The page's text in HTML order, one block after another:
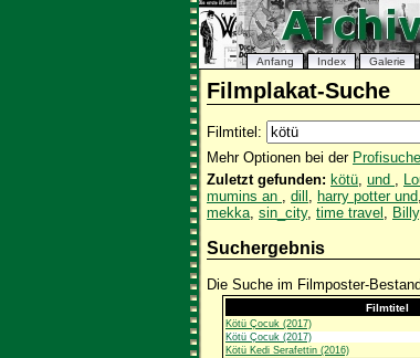
Anfang Index Galerie
Filmplakat-Suche
Filmtitel:
Mehr Optionen bei der Profisuche
Zuletzt gefunden: kötü, und ,
mumins an , dill , harry potter und,
mekka, sin_city, time travel , Billy
Suchergebnis
Die Suche im Filmposter-
Filmtitel
Kötü Çocuk (2017)
Kötü Çocuk (2017)
Kötü Kedi Serafettin (2016)